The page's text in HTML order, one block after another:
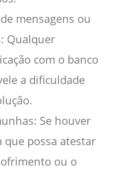
mensagens ou
Qualquer
com o banco
a dificuldade
Se houver
que possa atestar
ou o